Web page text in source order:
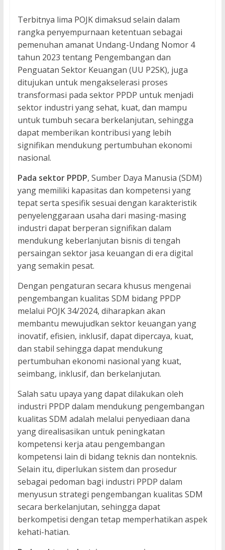
Terbitnya lima POJK dimaksud selain dalam
rangka penyempurnaan ketentuan sebagai
pemenuhan amanat Undang-Undang Nomor 4
tahun 2023 tentang Pengembangan dan
Penguatan Sektor Keuangan (UU P2SK), juga
ditujukan untuk mengakselerasi proses
transformasi pada sektor PPDP untuk menjadi
sektor industri yang sehat, kuat, dan mampu
untuk tumbuh secara berkelanjutan, sehingga
dapat memberikan kontribusi yang lebih
signifikan mendukung pertumbuhan ekonomi
nasional.
Pada sektor PPDP, Sumber Daya Manusia (SDM)
yang memiliki kapasitas dan kompetensi yang
tepat serta spesifik sesuai dengan karakteristik
penyelenggaraan usaha dari masing-masing
industri dapat berperan signifikan dalam
mendukung keberlanjutan bisnis di tengah
persaingan sektor jasa keuangan di era digital
yang semakin pesat.
Dengan pengaturan secara khusus mengenai
pengembangan kualitas SDM bidang PPDP
melalui POJK 34/2024, diharapkan akan
membantu mewujudkan sektor keuangan yang
inovatif, efisien, inklusif, dapat dipercaya, kuat,
dan stabil sehingga dapat mendukung
pertumbuhan ekonomi nasional yang kuat,
seimbang, inklusif, dan berkelanjutan.
Salah satu upaya yang dapat dilakukan oleh
industri PPDP dalam mendukung pengembangan
kualitas SDM adalah melalui penyediaan dana
yang direalisasikan untuk peningkatan
kompetensi kerja atau pengembangan
kompetensi lain di bidang teknis dan nonteknis.
Selain itu, diperlukan sistem dan prosedur
sebagai pedoman bagi industri PPDP dalam
menyusun strategi pengembangan kualitas SDM
secara berkelanjutan, sehingga dapat
berkompetisi dengan tetap memperhatikan aspek
kehati-hatian.